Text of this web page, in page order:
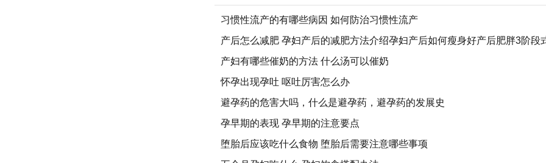
习惯性流产的有哪些病因 如何防治习惯性流产
产后怎么减肥 孕妇产后的减肥方法介绍孕妇产后如何瘦身好产后肥胖3阶段
产妇有哪些催奶的方法 什么汤可以催奶
怀孕出现孕吐 呕吐厉害怎么办
避孕药的危害大吗，什么是避孕药，避孕药的发展史
孕早期的表现 孕早期的注意要点
堕胎后应该吃什么食物 堕胎后需要注意哪些事项